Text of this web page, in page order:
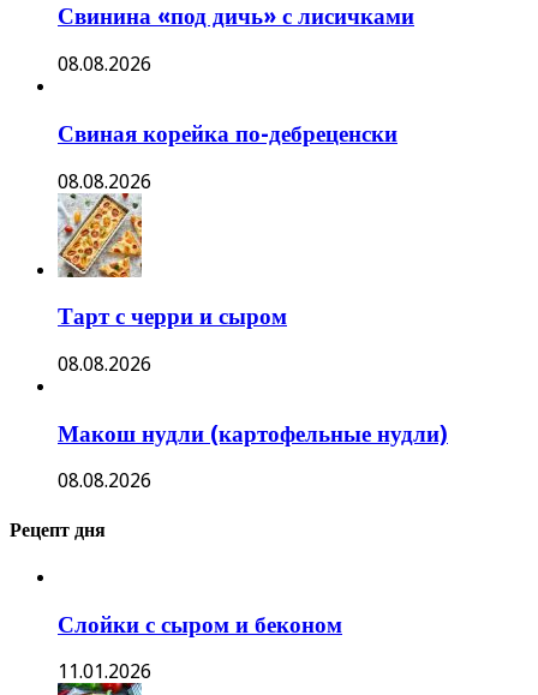
Свинина «под дичь» с лисичками
08.08.2026
Свиная корейка по-дебреценски
08.08.2026
Тарт с черри и сыром
08.08.2026
Макош нудли (картофельные нудли)
08.08.2026
Рецепт дня
Слойки с сыром и беконом
11.01.2026